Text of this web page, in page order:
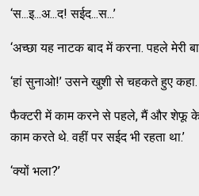
‘स...इ...अ...द! सईद...स...’
‘अच्छा यह नाटक बाद में करना. पहले मेरी
‘हां सुनाओ!’ उसने खुशी से चहकते हुए कहा.
फैक्टरी में काम करने से पहले, मैं और शेफू के
काम करते थे. वहीं पर सईद भी रहता था.’
‘क्यों भला?’